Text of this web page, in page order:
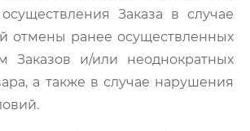
Заказа в случае
отмены ранее осуществленных
Заказов и/или неоднократных
а также в случае нарушения